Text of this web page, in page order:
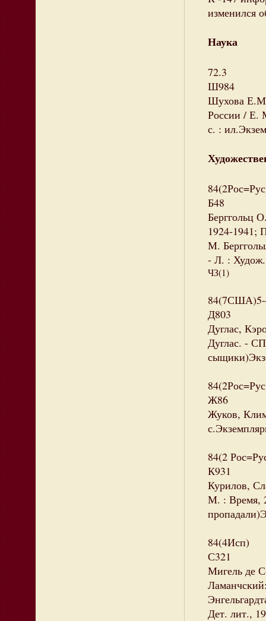
изменился
Наука
72.3
Ш984
Шухова
России /
с. :
Б48
Берггольц
1924-1941;
М.
- Л. : Худож.
ЧЗ(1)
Д803
Дуглас,
Дуглас. -
Ж86
Жуков,
84(2
К931
Курилов,
М. : Время,
84(4Исп)
С321
Мигель де
Дет. лит.,